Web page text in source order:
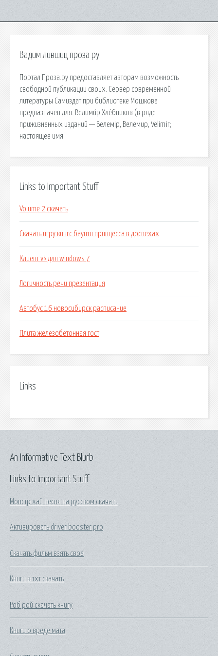
Вадим лившиц проза ру
Портал Проза.ру предоставляет авторам возможность
свободной публикации своих. Сервер современной
литературы Самиздат при библиотеке Мошкова
предназначен для. Велими́р Хле́бников (в ряде
прижизненных изданий — Велемір, Велемир, Velimir;
настоящее имя.
Links to Important Stuff
Volume 2 скачать
Скачать игру кингс баунти принцесса в доспехах
Клиент vk для windows 7
Логичность речи презентация
Автобус 16 новосибирск расписание
Плита железобетонная гост
Links
Links to Important Stuff
Монстр хай песня на русском скачать
Активировать driver booster pro
Скачать фильм взять свое
Книги в тхт скачать
Роб рой скачать книгу
Книги о вреде мата
An Informative Text Blurb